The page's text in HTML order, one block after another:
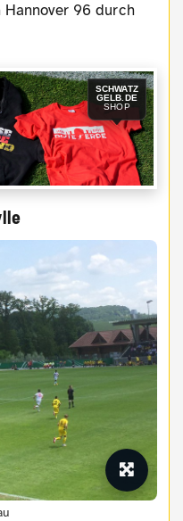
96 durch
SCHWATZ
GELB.DE
SHOP